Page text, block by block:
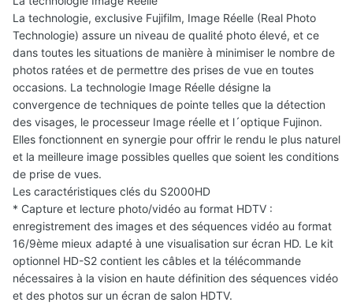
La technologie, exclusive Fujifilm, Image Réelle (Real Photo
Technologie) assure un niveau de qualité photo élevé, et ce
dans toutes les situations de manière à minimiser le nombre de
photos ratées et de permettre des prises de vue en toutes
occasions. La technologie Image Réelle désigne la
convergence de techniques de pointe telles que la détection
des visages, le processeur Image réelle et l´optique Fujinon.
Elles fonctionnent en synergie pour offrir le rendu le plus naturel
et la meilleure image possibles quelles que soient les conditions
de prise de vues.
Les caractéristiques clés du S2000HD
* Capture et lecture photo/vidéo au format HDTV :
enregistrement des images et des séquences vidéo au format
16/9ème mieux adapté à une visualisation sur écran HD. Le kit
optionnel HD-S2 contient les câbles et la télécommande
nécessaires à la vision en haute définition des séquences vidéo
et des photos sur un écran de salon HDTV.